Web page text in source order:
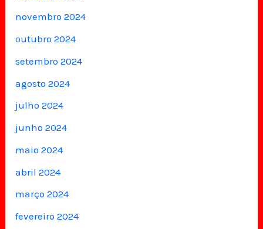
novembro 2024
outubro 2024
setembro 2024
agosto 2024
julho 2024
junho 2024
maio 2024
abril 2024
março 2024
fevereiro 2024